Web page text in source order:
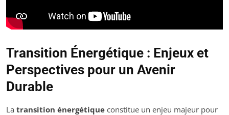
Transition Énergétique : Enjeux et
Perspectives pour un Avenir
Durable
La transition énergétique constitue un enjeu majeur pour